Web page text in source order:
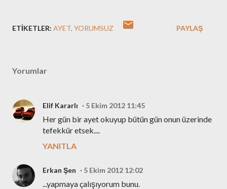
ETIKETLER: AYET YORUMSUZ PAYLAŞ
Yorumlar
Elif Kararlı 5 Ekim 2012 11:45
Her gün bir ayet okuyup bütün gün onun üzerinde
tefekkür etsek....
YANITLA
Erkan Şen 5 Ekim 2012 12:02
...yapmaya çalışıyorum bunu.